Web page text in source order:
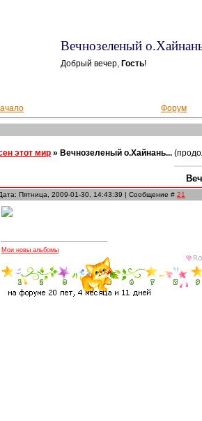
Вечнозеленый
Добрый вечер, Гость!
Форум
этот мир » Вечнозеленый о.Хайнань...
Пятница, 2009-01-30, 14:43:39 | Сообщение # 21
Мои новы альбомы